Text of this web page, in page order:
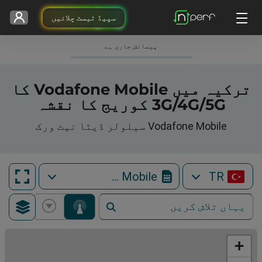
سپیڈ ٹیسٹ چلائیں
پیمائش جاری ہے
ترکیہ میں Vodafone Mobile کا
3G/4G/5G کوریج کا نقشہ
Vodafone Mobile سیلولر ڈیٹا نیٹ ورک
TR
Vodafone Mobile
+